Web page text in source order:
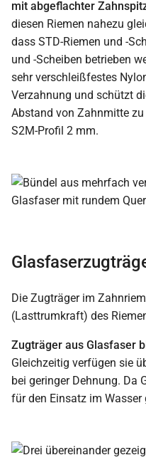
mit abgeflachter
diesen Riemen nahezu
dass STD-Riemen und -
und -Scheiben betrieben
sehr verschleißfestes
Verzahnung und schützt
Abstand von Zahnmitte
S2M-Profil 2 mm.
Die Zugträger im
(Lasttrumkraft) des
Zugträger aus Glasfaser
Gleichzeitig verfügen sie
bei geringer Dehnung. Da
für den Einsatz im Wasser